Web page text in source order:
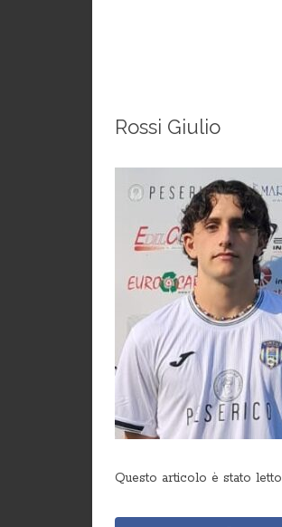
Rossi Giulio
Questo articolo è stato letto